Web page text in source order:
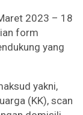
2023 – 18
form
yang
yakni,
(KK), scan